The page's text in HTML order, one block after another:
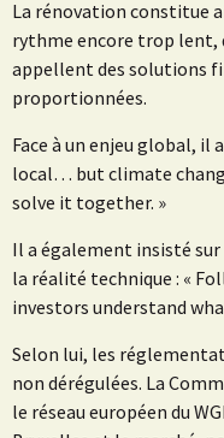
La rénovation constitue
rythme encore trop lent,
appellent des solutions
proportionnées.
Face à un enjeu global, il
local… but climate
solve it together. »
Il a également insisté sur
la réalité technique : «
investors understand
Selon lui, les
non dérégulées. La
le réseau européen du